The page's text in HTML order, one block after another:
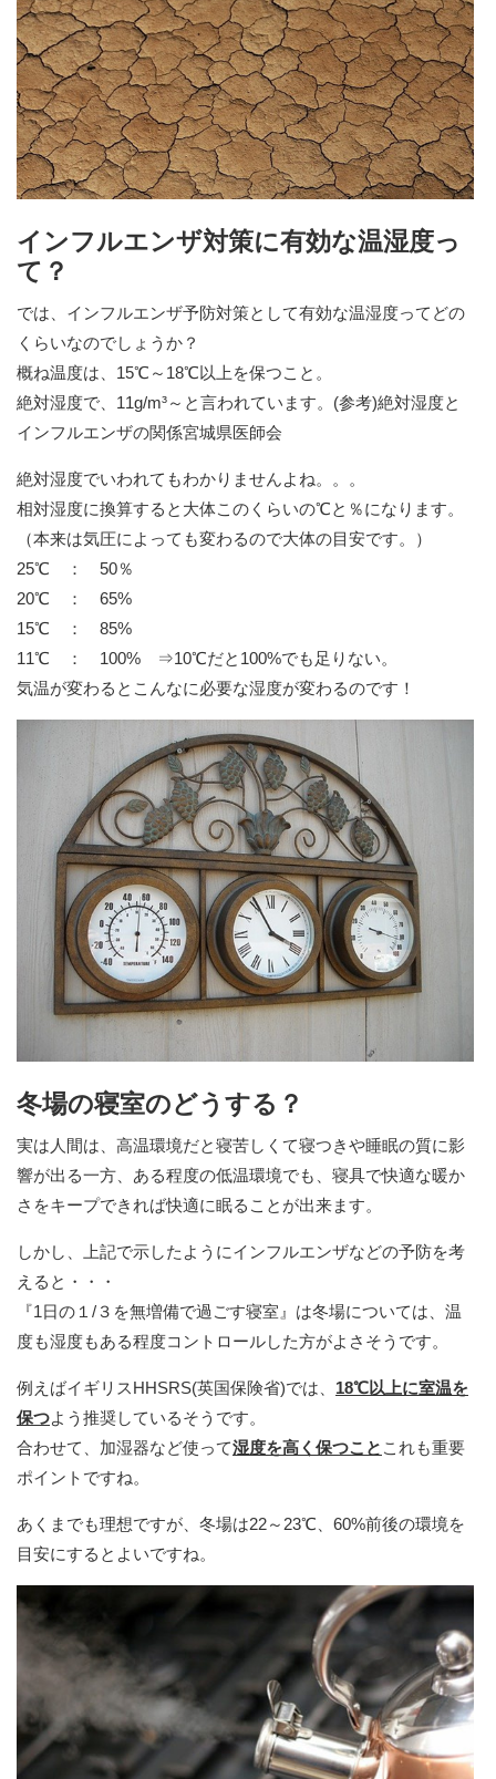
インフルエンザ対策に有効な温湿度っ
て？
では、インフルエンザ予防対策として有効な温湿度ってどの
くらいなのでしょうか？
概ね温度は、15℃～18℃以上を保つこと。
絶対湿度で、11g/m³～と言われています。(参考)絶対湿度と
インフルエンザの関係宮城県医師会
絶対湿度でいわれてもわかりませんよね。。。
相対湿度に換算すると大体このくらいの℃と％になります。
（本来は気圧によっても変わるので大体の目安です。）
25℃ ： 50％
20℃ ： 65%
15℃ ： 85%
11℃ ： 100% ⇒10℃だと100%でも足りない。
気温が変わるとこんなに必要な湿度が変わるのです！
冬場の寝室のどうする？
実は人間は、高温環境だと寝苦しくて寝つきや睡眠の質に影
響が出る一方、ある程度の低温環境でも、寝具で快適な暖か
さをキープできれば快適に眠ることが出来ます。
しかし、上記で示したようにインフルエンザなどの予防を考
えると・・・
『1日の１/３を無増備で過ごす寝室』は冬場については、温
度も湿度もある程度コントロールした方がよさそうです。
例えばイギリスHHSRS(英国保険省)では、 18℃以上に室温を
保つよう推奨しているそうです。
合わせて、加湿器など使って湿度を高く保つこと これも重要
ポイントですね。
あくまでも理想ですが、冬場は22～23℃、60%前後の環境を
目安にするとよいですね。